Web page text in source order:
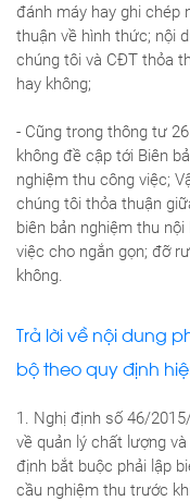
đánh máy hay ghi chép
thuận về hình thức; nội
chúng tôi và CĐT thỏa
hay không;
- Cũng trong thông tư
không đề cập tới Biên
nghiệm thu công việc;
chúng tôi thỏa thuận
biên bản nghiệm thu
việc cho ngắn gọn; đỡ
không.
Trả lời về nội dung
bộ theo quy định
1. Nghị định số 46/
về quản lý chất lượng
định bắt buộc phải lập
cầu nghiệm thu trước